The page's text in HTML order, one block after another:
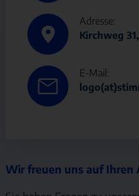
Adresse:
Kirchweg
E-Mail:
Wir freuen uns auf Ihren